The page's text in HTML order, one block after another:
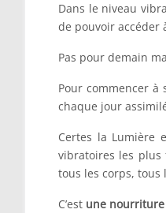
Dans le niveau
de pouvoir accéder
Pas pour demain
Pour commencer à
chaque jour
Certes la Lumière
vibratoires les plus
tous les corps, tous
C’est une nourriture